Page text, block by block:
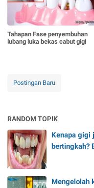
Tahapan Fase penyembuhan
lubang luka bekas cabut gigi
Postingan Baru
RANDOM TOPIK
Kenapa gigi
bertingkah?
Mengelolah